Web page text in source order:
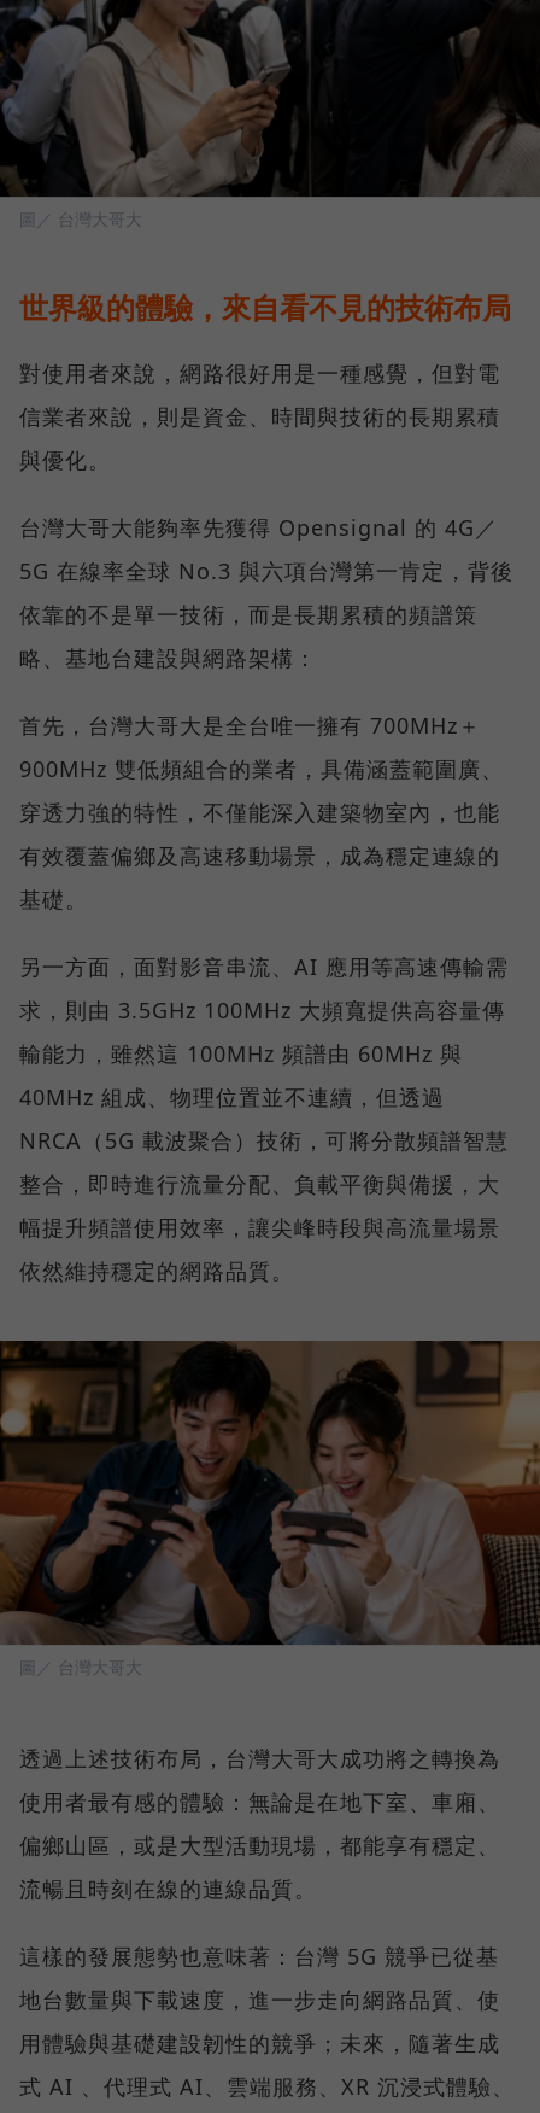
圖／ 台灣大哥大
世界級的體驗，來自看不見的技術布局
對使用者來說，網路很好用是一種感覺，但對電
信業者來說，則是資金、時間與技術的長期累積
與優化。
台灣大哥大能夠率先獲得 Opensignal 的 4G／
5G 在線率全球 No.3 與六項台灣第一肯定，背後
依靠的不是單一技術，而是長期累積的頻譜策
略、基地台建設與網路架構：
首先，台灣大哥大是全台唯一擁有 700MHz＋
900MHz 雙低頻組合的業者，具備涵蓋範圍廣、
穿透力強的特性，不僅能深入建築物室內，也能
有效覆蓋偏鄉及高速移動場景，成為穩定連線的
基礎。
另一方面，面對影音串流、AI 應用等高速傳輸需
求，則由 3.5GHz 100MHz 大頻寬提供高容量傳
輸能力，雖然這 100MHz 頻譜由 60MHz 與
40MHz 組成、物理位置並不連續，但透過
NRCA（5G 載波聚合）技術，可將分散頻譜智慧
整合，即時進行流量分配、負載平衡與備援，大
幅提升頻譜使用效率，讓尖峰時段與高流量場景
依然維持穩定的網路品質。
圖／ 台灣大哥大
透過上述技術布局，台灣大哥大成功將之轉換為
使用者最有感的體驗：無論是在地下室、車廂、
偏鄉山區，或是大型活動現場，都能享有穩定、
流暢且時刻在線的連線品質。
這樣的發展態勢也意味著：台灣 5G 競爭已從基
地台數量與下載速度，進一步走向網路品質、使
用體驗與基礎建設韌性的競爭；未來，隨著生成
式 AI 、代理式 AI、雲端服務、XR 沉浸式體驗、